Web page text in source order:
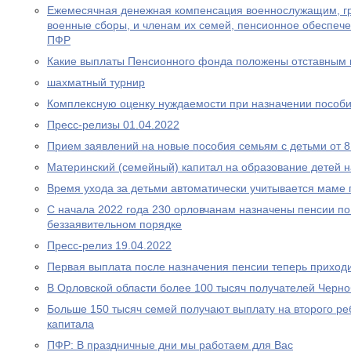
Ежемесячная денежная компенсация военнослужащим,
военные сборы, и членам их семей, пенсионное
ПФР
Какие выплаты Пенсионного фонда положены
шахматный турнир
Комплексную оценку нуждаемости при назначении
Пресс-релизы 01.04.2022
Прием заявлений на новые пособия семьям с детьми от
Материнский (семейный) капитал на образование детей
Время ухода за детьми автоматически учитывается
С начала 2022 года 230 орловчанам назначены пенсии
беззаявительном порядке
Пресс-релиз 19.04.2022
Первая выплата после назначения пенсии теперь
В Орловской области более 100 тысяч получателей
Больше 150 тысяч семей получают выплату на второго
капитала
ПФР: В праздничные дни мы работаем для Вас